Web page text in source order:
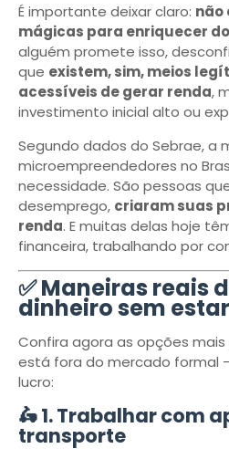
É importante deixar claro: não
mágicas para enriquecer
alguém promete isso,
que existem, sim, meios
acessíveis de gerar renda,
investimento inicial alto ou
Segundo dados do Sebrae, a
microempreendedores no
necessidade. São pessoas
desemprego, criaram suas
renda. E muitas delas hoje
financeira, trabalhando por
✅ Maneiras reais
dinheiro sem
Confira agora as opções
está fora do mercado formal
lucro:
🛵 1. Trabalhar com
transporte